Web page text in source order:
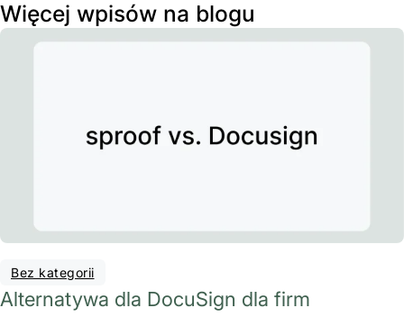
Więcej wpisów na blogu
Bez kategorii
Alternatywa dla DocuSign dla firm